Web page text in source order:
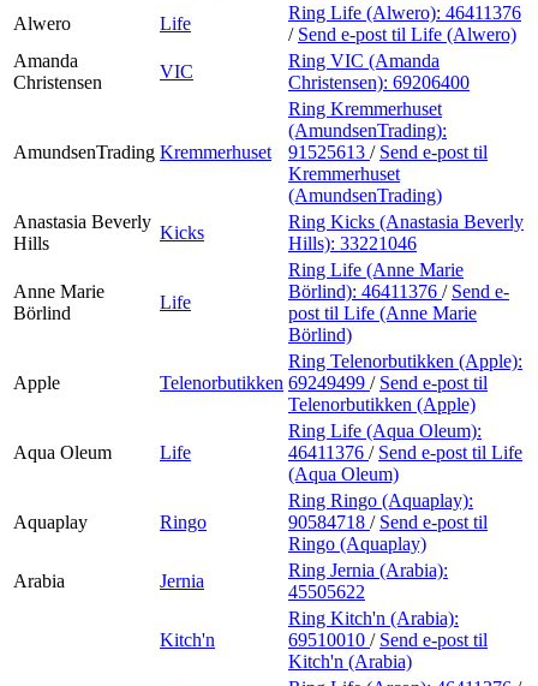
Alwero
Life
Ring Life (Alwero): 46411376
/ Send e-post til Life (Alwero)
Amanda
Christensen
VIC
Ring VIC (Amanda
Christensen): 69206400
AmundsenTrading Kremmerhuset
Ring Kremmerhuset
(AmundsenTrading):
91525613 / Send e-post til
Kremmerhuset
(AmundsenTrading)
Anastasia Beverly
Hills
Kicks
Ring Kicks (Anastasia Beverly
Hills): 33221046
Anne Marie
Börlind
Life
Ring Life (Anne Marie
Börlind): 46411376 / Send e-
post til Life (Anne Marie
Börlind)
Apple Telenorbutikken
Ring Telenorbutikken (Apple):
69249499 / Send e-post til
Telenorbutikken (Apple)
Aqua Oleum Life
Ring Life (Aqua Oleum):
46411376 / Send e-post til Life
(Aqua Oleum)
Aquaplay Ringo
Ring Ringo (Aquaplay):
90584718 / Send e-post til
Ringo (Aquaplay)
Arabia
Jernia
Ring Jernia (Arabia):
45505622
Kitch'n
Ring Kitch'n (Arabia):
69510010 / Send e-post til
Kitch'n (Arabia)